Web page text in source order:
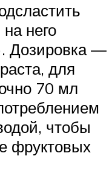
него
Дозировка —
для
70 мл
чтобы
фруктовых